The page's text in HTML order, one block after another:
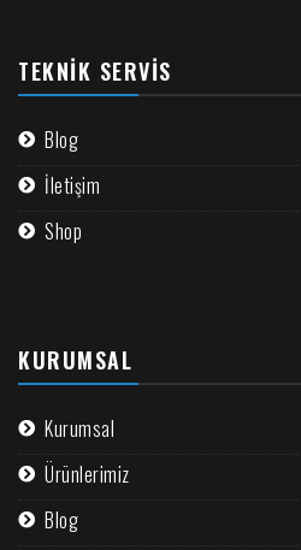
TEKNIK SERVIS
Blog
İletişim
Shop
KURUMSAL
Kurumsal
Ürünlerimiz
Blog